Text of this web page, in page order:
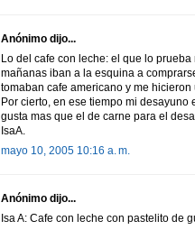
Anónimo dijo...
Lo del cafe con leche: el que lo
mañanas iban a la esquina a
tomaban cafe americano y me
Por cierto, en ese tiempo mi
gusta mas que el de carne para el
IsaA.
mayo 10, 2005 10:16 a. m.
Anónimo dijo...
Isa A: Cafe con leche con pastelito de